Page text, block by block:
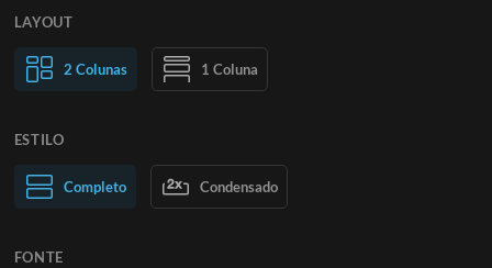
LAYOUT
2 Colunas 1 Coluna
Texto normal Texto grande
ESTILO
Completo Condensado
FONTE